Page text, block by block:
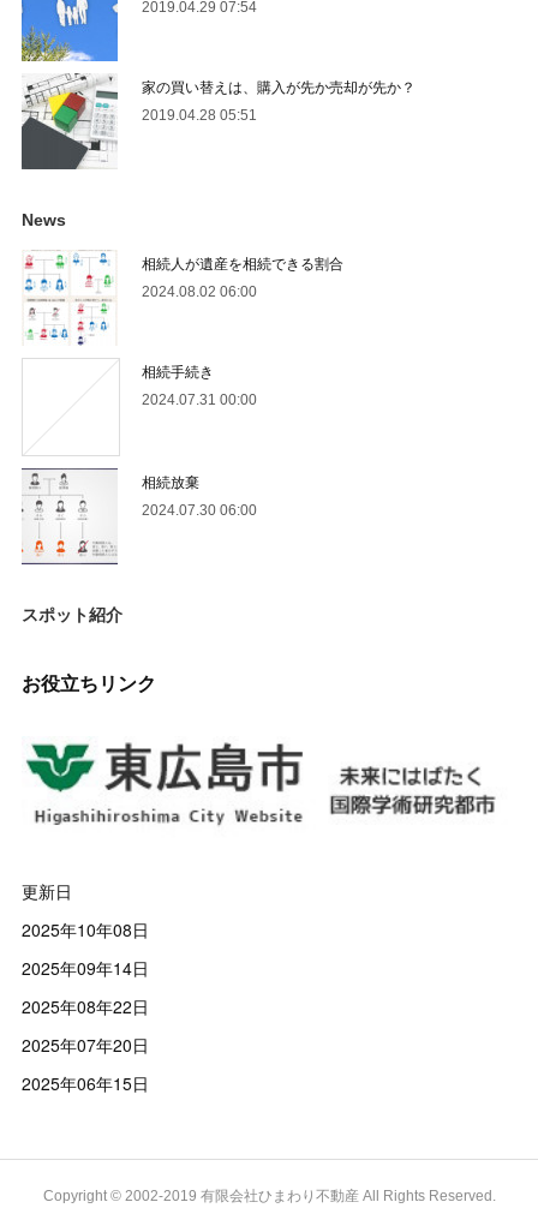
2019.04.29 07:54
家の買い替えは、購入が先か売却が先か？
2019.04.28 05:51
News
相続人が遺産を相続できる割合
2024.08.02 06:00
相続手続き
2024.07.31 00:00
相続放棄
2024.07.30 06:00
スポット紹介
お役立ちリンク
更新日
2025年10年08日
2025年09年14日
2025年08年22日
2025年07年20日
2025年06年15日
Copyright © 2002-2019 有限会社ひまわり不動産 All Rights Reserved.